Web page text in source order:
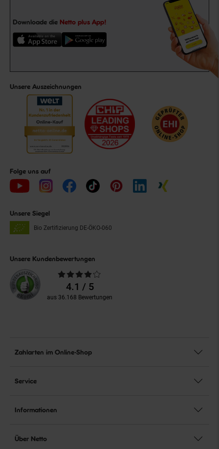
Downloade die Netto plus App!
Unsere Auszeichnungen
Folge uns auf
Unsere Siegel
Bio Zertifizierung DE-ÖKO-060
Unsere Kundenbewertungen
Durchschnittliche
Bewertungen4.1 / 5
aus 36.168 Bewertungen
Zahlarten im Online-Shop
Service
Informationen
Über Netto